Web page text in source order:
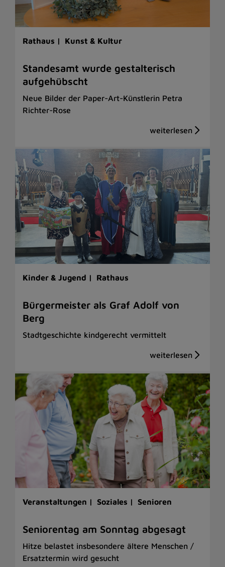
Rathaus | Kunst & Kultur
Standesamt wurde gestalterisch
aufgehübscht
Neue Bilder der Paper-Art-Künstlerin Petra
Richter-Rose
Kinder & Jugend | Rathaus
Bürgermeister als Graf Adolf von
Berg
Stadtgeschichte kindgerecht vermittelt
Veranstaltungen | Soziales | Senioren
Seniorentag am Sonntag abgesagt
Hitze belastet insbesondere ältere Menschen /
Ersatztermin wird gesucht